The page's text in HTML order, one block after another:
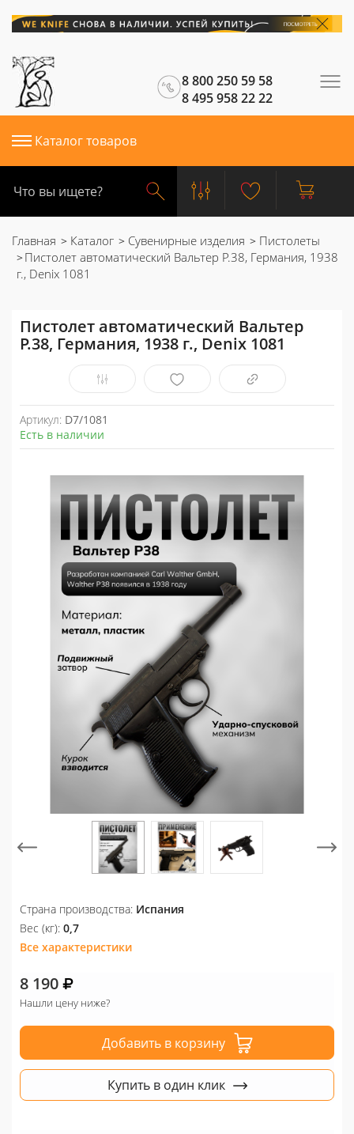
8 800 250 59 58
8 495 958 22 22
Каталог товаров
Главная Каталог Сувенирные изделия
Пистолеты
Пистолет автоматический Вальтер P.38, Германия, 1938
г., Denix 1081
Пистолет автоматический Вальтер
P.38, Германия, 1938 г., Denix 1081
Артикул: D7/1081
Есть в наличии
Страна производства: Испания
Вес (кг): 0,7
Все характеристики
8 190
Нашли цену ниже?
Добавить в корзину
Купить в один клик